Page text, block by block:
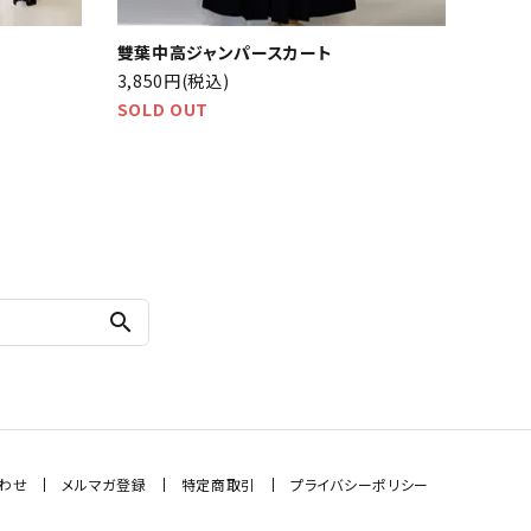
雙葉中高ジャンパースカート
3,850円(税込)
SOLD OUT
search
せ メルマガ登録 特定商取引 プライバシーポリシー